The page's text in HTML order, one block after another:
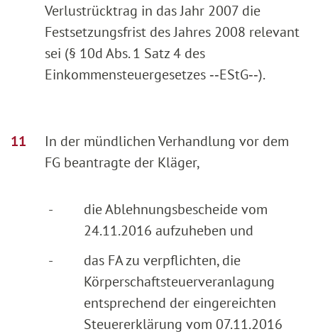
Verlustrücktrag in das Jahr 2007 die
Festsetzungsfrist des Jahres 2008 relevant
sei (§ 10d Abs. 1 Satz 4 des
Einkommensteuergesetzes ‑‑EStG‑‑).
In der mündlichen Verhandlung vor dem
FG beantragte der Kläger,
-
die Ablehnungsbescheide vom
24.11.2016 aufzuheben und
-
das FA zu verpflichten, die
Körperschaftsteuerveranlagung
entsprechend der eingereichten
Steuererklärung vom 07.11.2016